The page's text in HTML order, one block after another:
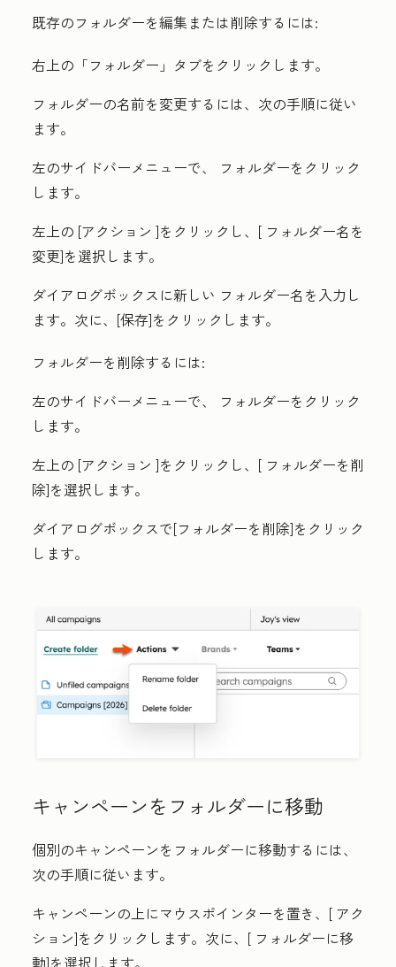
既存のフォルダーを編集または削除するには:
右上の「フォルダー」 タブをクリックします。
フォルダーの名前を変更するには、次の手順に従い
ます。
左のサイドバーメニューで、
フォルダーをクリック
します。
左上の [アクション ]をクリックし、[ フォルダー名を
変更]を選択します。
ダイアログボックスに新しい フォルダー名 を入力し
ます。次に、[保存]をクリックします。
フォルダーを削除するには:
左のサイドバーメニューで、
フォルダーをクリック
します。
左上の [アクション ]をクリックし、[ フォルダーを削
除]を選択します。
ダイアログボックスで[フォルダーを削除]をクリック
します。
キャンペーンをフォルダーに移動
個別のキャンペーンをフォルダーに移動するには、
次の手順に従います。
キャンペーンの上にマウスポインターを置き、[ アク
ション]をクリックします。次に、[ フォルダーに移